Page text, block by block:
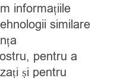
informațiile
similare
pentru a
și pentru